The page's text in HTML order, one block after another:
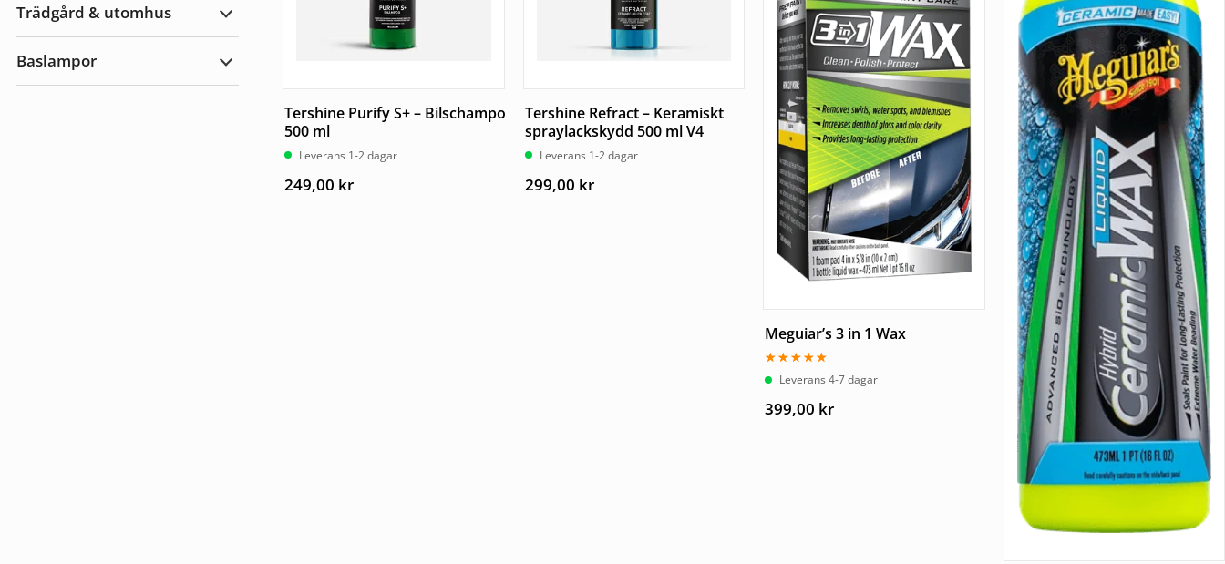
Trädgård & utomhus
Expandera
utomhus
Baslampor
Expandera
Tershine Purify S+ – Bilschampo
500 ml
Leverans 1-2 dagar
249,00 kr
Tershine Refract – Keramiskt
spraylackskydd 500 ml V4
Leverans 1-2 dagar
299,00 kr
Meguiar’s 3 in 1 Wax
Betygsatt
5.00Leverans 4-7 dagar
399,00 kr